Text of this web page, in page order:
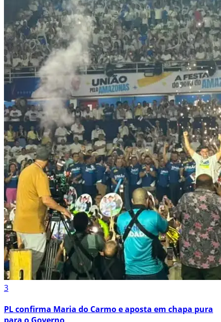
3
PL confirma Maria do Carmo e aposta em chapa pura